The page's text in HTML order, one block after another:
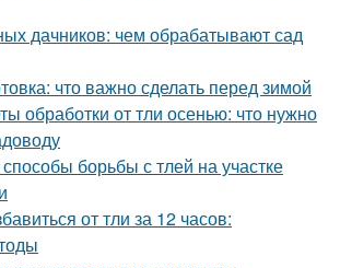
дачников: чем обрабатывают сад
что важно сделать перед зимой
обработки от тли осенью: что нужно
борьбы с тлей на участке
от тли за 12 часов: